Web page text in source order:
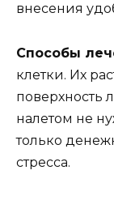
внесения
Способы
клетки. Их
поверхность
налетом не
только
стресса.